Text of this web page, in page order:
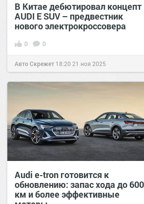
В Китае дебютировал концепт
AUDI E SUV – предвестник
нового электрокроссовера
0 0
Авто Скрежет 18:20 21 ноя 2025
Audi e-tron готовится к
обновлению: запас хода до 600
км и более эффективные